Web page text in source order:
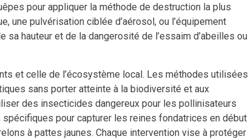
pour appliquer la méthode de destruction la plus
une pulvérisation ciblée d’aérosol, ou l’équipement
sa hauteur et de la dangerosité de l’essaim d’abeilles ou
et celle de l’écosystème local. Les méthodes utilisées
sans porter atteinte à la biodiversité et aux
des insecticides dangereux pour les pollinisateurs
pour capturer les reines fondatrices en début
à pattes jaunes. Chaque intervention vise à protéger